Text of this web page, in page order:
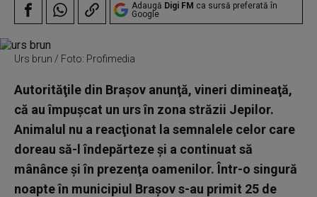
Adaugă Digi FM ca sursă preferată în
Google
Urs brun / Foto: Profimedia
Autorităţile din Braşov anunţă, vineri dimineaţă,
că au împuşcat un urs în zona străzii Jepilor.
Animalul nu a reacţionat la semnalele celor care
doreau să-l îndepărteze şi a continuat să
mânânce şi în prezenţa oamenilor. Într-o singură
noapte în municipiul Braşov s-au primit 25 de